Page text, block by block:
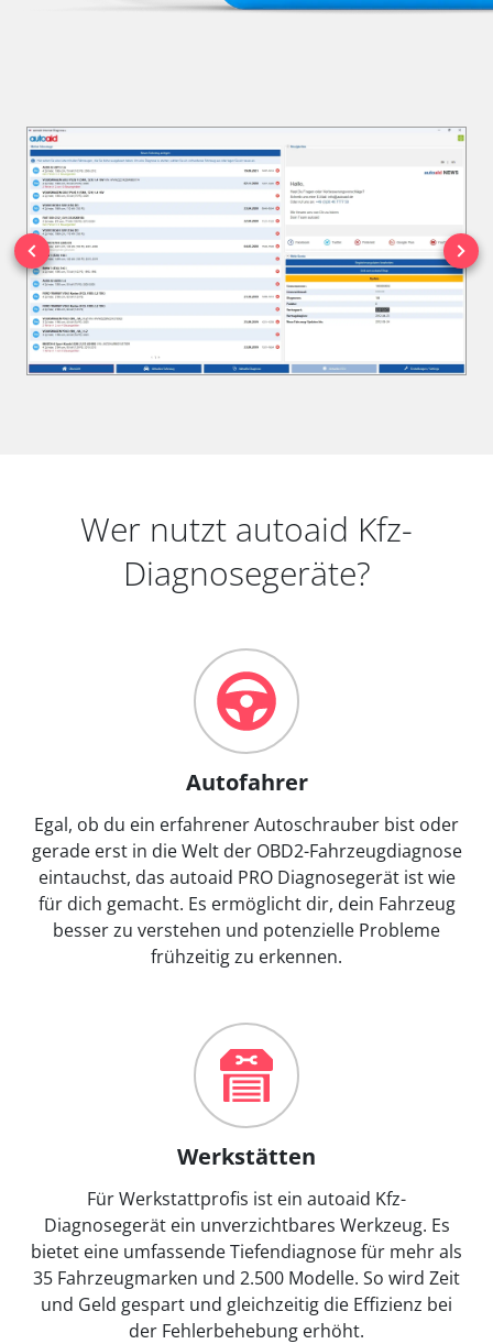
Wer nutzt autoaid Kfz-
Diagnosegeräte?
Autofahrer
Egal, ob du ein erfahrener Autoschrauber bist oder
gerade erst in die Welt der OBD2-Fahrzeugdiagnose
eintauchst, das autoaid PRO Diagnosegerät ist wie
für dich gemacht. Es ermöglicht dir, dein Fahrzeug
besser zu verstehen und potenzielle Probleme
frühzeitig zu erkennen.
Werkstätten
Für Werkstattprofis ist ein autoaid Kfz-
Diagnosegerät ein unverzichtbares Werkzeug. Es
bietet eine umfassende Tiefendiagnose für mehr als
35 Fahrzeugmarken und 2.500 Modelle. So wird Zeit
und Geld gespart und gleichzeitig die Effizienz bei
der Fehlerbehebung erhöht.